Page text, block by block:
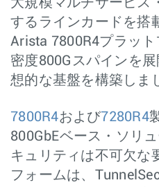
大規模マルチサービス
するラインカードを搭
Arista 7800R4プラッ
密度800Gスパインを
想的な基盤を構築しま
7800R4および7280R4
800GbEベース・ソリ
キュリティは不可欠な
フォームは、